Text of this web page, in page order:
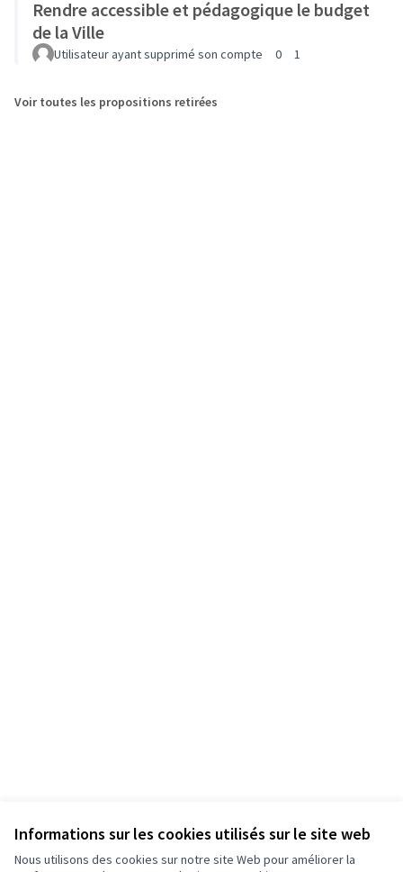
Informations sur les cookies utilisés sur le site web
Nous utilisons des cookies sur notre site Web pour améliorer la
Rendre accessible et pédagogique le budget
de la Ville
Utilisateur ayant supprimé son compte 0 1
Voir toutes les propositions retirées
Conditions d'utilisation